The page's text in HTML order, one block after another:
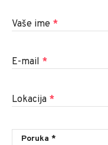
Vaše ime *
E-mail *
Lokacija *